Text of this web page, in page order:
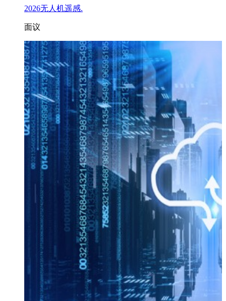
2026无人机遥感.
面议